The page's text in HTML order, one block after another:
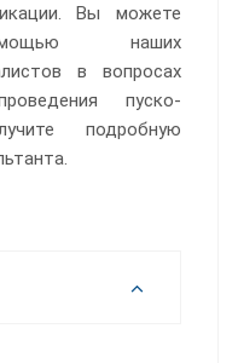
Вы можете
наших
в вопросах
пуско-
подробную